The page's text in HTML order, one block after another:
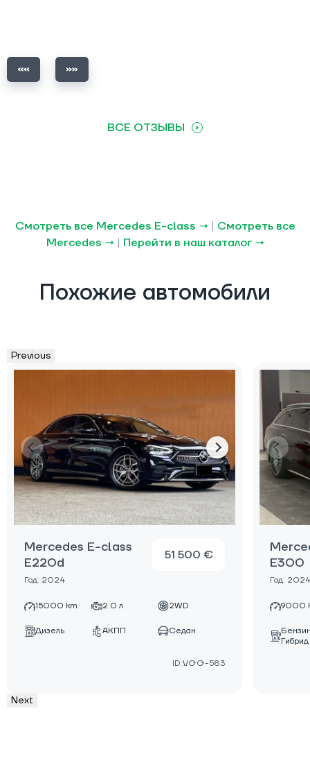
ВСЕ ОТЗЫВЫ
Смотреть все Mercedes E-class → | Смотреть все
Mercedes → | Перейти в наш каталог →
Похожие автомобили
Previous
Mercedes E-class
E220d
Год: 2024
51 500 €
15000 km 2.0 л 2WD
Дизель АКПП Седан
ID:VGG-583
E300
Год:
9000
Гибрид
Next